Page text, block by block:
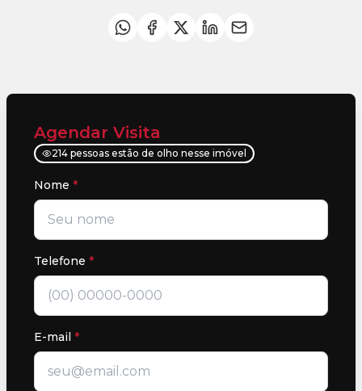
Agendar Visita
214 pessoas estão de olho nesse imóvel
Nome *
Telefone *
E-mail *